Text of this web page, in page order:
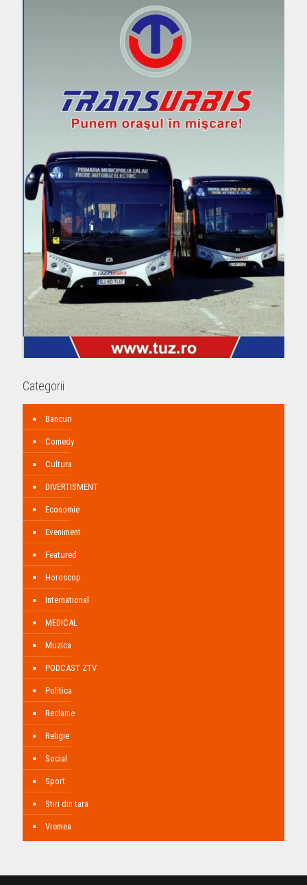
Categorii
Bancuri
Comedy
Cultura
DIVERTISMENT
Economie
Eveniment
Featured
Horoscop
International
MEDICAL
Muzica
PODCAST ZTV
Politica
Reclame
Religie
Social
Sport
Stiri din tara
Vremea